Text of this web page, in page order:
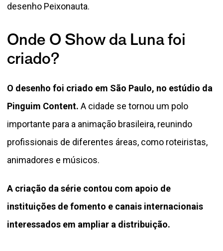
desenho Peixonauta.
Onde O Show da Luna foi
criado?
O desenho foi criado em São Paulo, no estúdio da
Pinguim Content. A cidade se tornou um polo
importante para a animação brasileira, reunindo
profissionais de diferentes áreas, como roteiristas,
animadores e músicos.
A criação da série contou com apoio de
instituições de fomento e canais internacionais
interessados em ampliar a distribuição.